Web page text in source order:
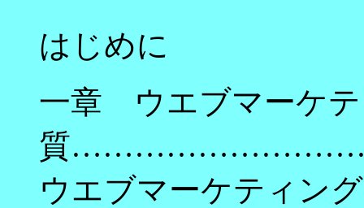
はじめに
一章 ウエブマーケテ
質
ウエブマーケティン